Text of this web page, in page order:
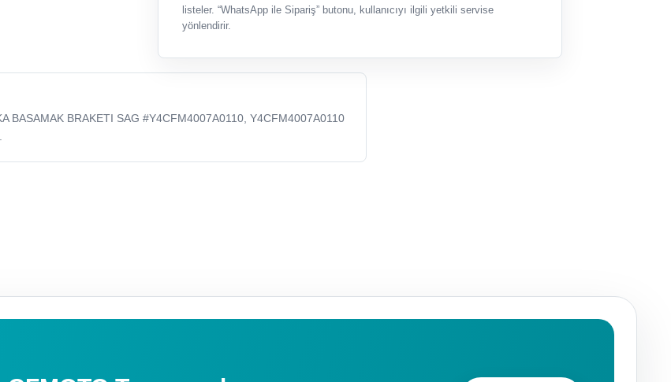
listeler. “WhatsApp ile Sipariş” butonu, kullanıcıyı ilgili yetkili servise
yönlendirir.
BASAMAK BRAKETI SAG #Y4CFM4007A0110, Y4CFM4007A0110